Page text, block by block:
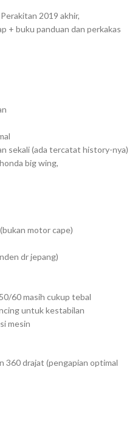
2019 akhir,
+ buku panduan dan perkakas
sekali (ada tercatat history-nya)
big wing,
motor cape)
dr jepang)
60 masih cukup tebal
untuk kestabilan
mesin
360 drajat (pengapian optimal